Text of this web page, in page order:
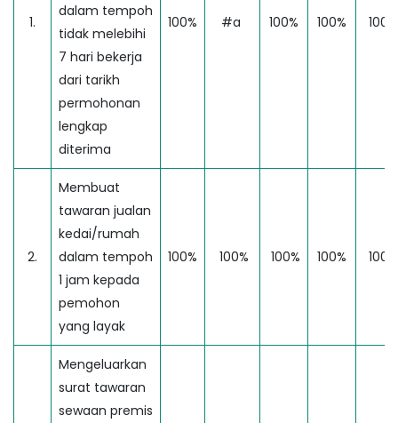
1.
dalam tempoh
tidak melebihi
7 hari bekerja
dari tarikh
permohonan
lengkap
diterima
100% #a 100% 100% 100%
2.
Membuat
tawaran jualan
kedai/rumah
dalam tempoh
1 jam kepada
pemohon
yang layak
100% 100% 100% 100% 100%
Mengeluarkan
surat tawaran
sewaan premis